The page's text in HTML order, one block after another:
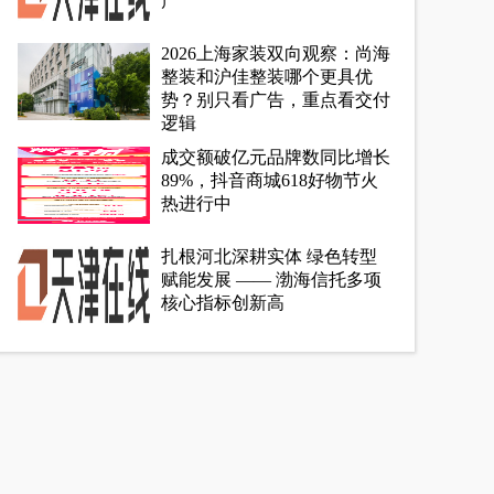
2026上海家装双向观察：尚海
整装和沪佳整装哪个更具优
势？别只看广告，重点看交付
逻辑
成交额破亿元品牌数同比增长
89%，抖音商城618好物节火
热进行中
扎根河北深耕实体 绿色转型
赋能发展 —— 渤海信托多项
核心指标创新高